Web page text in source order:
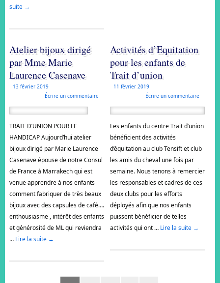
suite →
Atelier bijoux dirigé
par Mme Marie
Laurence Casenave
13 février 2019
Écrire un commentaire
TRAIT D’UNION POUR LE
HANDICAP Aujourd’hui atelier
bijoux dirigé par Marie Laurence
Casenave épouse de notre Consul
de France à Marrakech qui est
venue apprendre à nos enfants
comment fabriquer de très beaux
bijoux avec des capsules de café….
enthousiasme , intérêt des enfants
et générosité de ML qui reviendra
… Lire la suite →
Activités d’Equitation
pour les enfants de
Trait d’union
11 février 2019
Écrire un commentaire
Les enfants du centre Trait d’union
bénéficient des activités
d’équitation au club Tensift et club
les amis du cheval une fois par
semaine. Nous tenons à remercier
les responsables et cadres de ces
deux clubs pour les efforts
déployés afin que nos enfants
puissent bénéficier de telles
activités qui ont … Lire la suite →